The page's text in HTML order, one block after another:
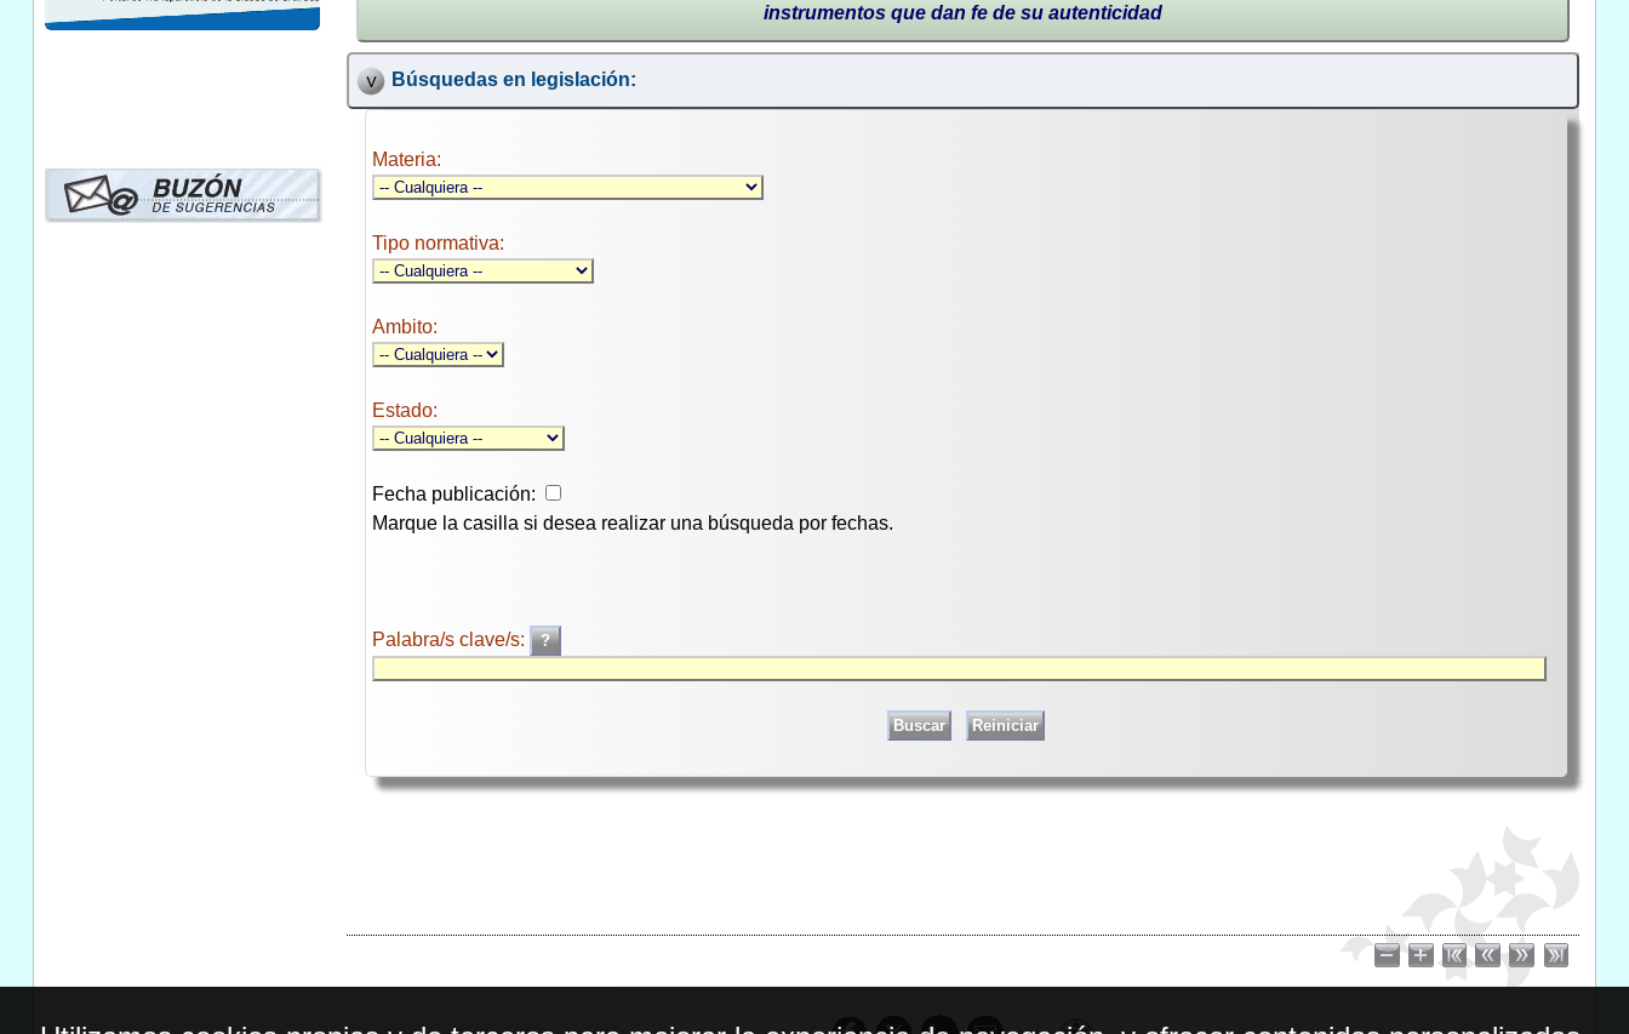
instrumentos que dan fe de su autenticidad
Búsquedas en legislación:
Materia:
Tipo normativa:
Ambito:
Estado:
Fecha publicación:
Marque la casilla si desea realizar una búsqueda por fechas.
Palabra/s clave/s: